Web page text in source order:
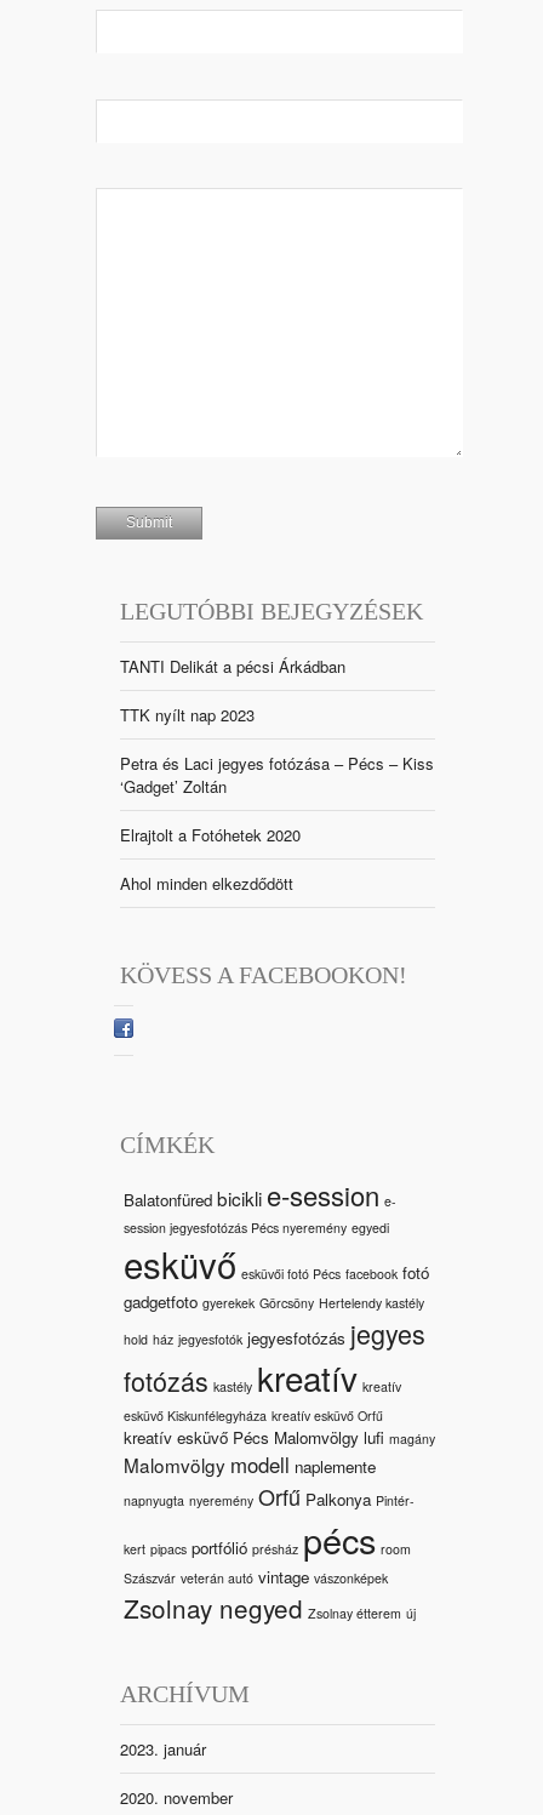
LEGUTÓBBI BEJEGYZÉSEK
TANTI Delikát a pécsi Árkádban
TTK nyílt nap 2023
Petra és Laci jegyes fotózása – Pécs – Kiss
‘Gadget’ Zoltán
Elrajtolt a Fotóhetek 2020
Ahol minden elkezdődött
KÖVESS A FACEBOOKON!
CÍMKÉK
Balatonfüred bicikli e-session e-
session jegyesfotózás Pécs nyeremény egyedi
esküvő esküvői fotó Pécs facebook fotó
gadgetfoto gyerekek Görcsöny Hertelendy kastély
hold ház jegyesfotók jegyesfotózás jegyes
fotózás kastély kreatív kreatív
esküvő Kiskunfélegyháza kreatív esküvő Orfű
kreatív esküvő Pécs Malomvölgy lufi magány
Malomvölgy modell naplemente
napnyugta nyeremény Orfű Palkonya Pintér-
kert pipacs portfólió présház pécs room
Szászvár veterán autó vintage vászonképek
Zsolnay negyed Zsolnay étterem új
ARCHÍVUM
2023. január
2020. november